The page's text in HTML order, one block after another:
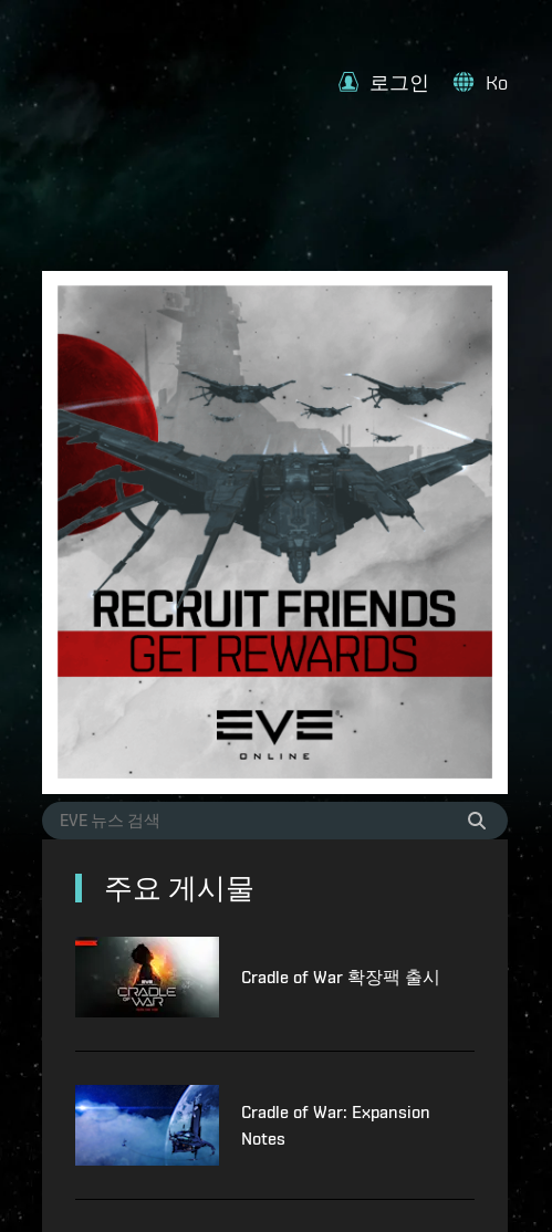
로그인 Ko
주요 게시물
Cradle of War 확장팩 출시
Cradle of War: Expansion
Notes